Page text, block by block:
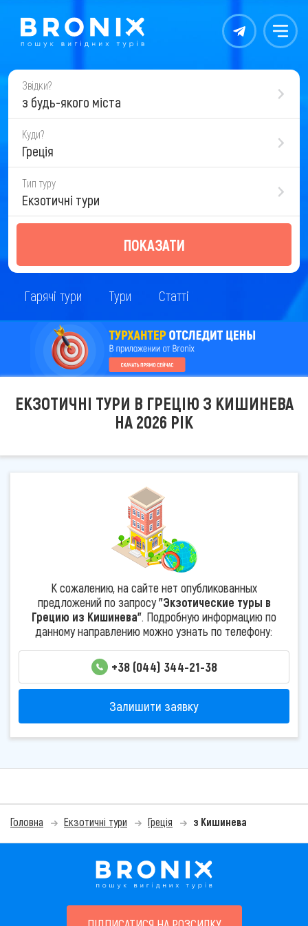
Контакты Меню
Звідки?
з будь-якого міста
Куди?
Греція
Тип туру
Екзотичні тури
ПОКАЗАТИ
Гарячі тури Тури Статті
ЕКЗОТИЧНІ ТУРИ В ГРЕЦІЮ З КИШИНЕВА
НА 2026 РІК
К сожалению, на сайте нет опубликованных
предложений по запросу"Экзотические туры в
Грецию из Кишинева". Подробную информацию по
данному направлению можно узнать по телефону:
+38 (044) 344-21-38
Залишити заявку
Головна Екзотичні тури Греція з Кишинева